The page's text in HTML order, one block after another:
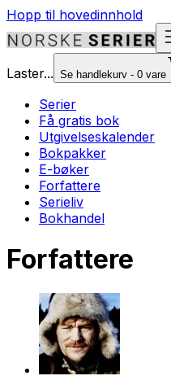
Hopp til hovedinnhold
Laster... Se handlekurv - 0 vare
Serier
Få gratis bok
Utgivelseskalender
Bokpakker
E-bøker
Forfattere
Serieliv
Bokhandel
Forfattere